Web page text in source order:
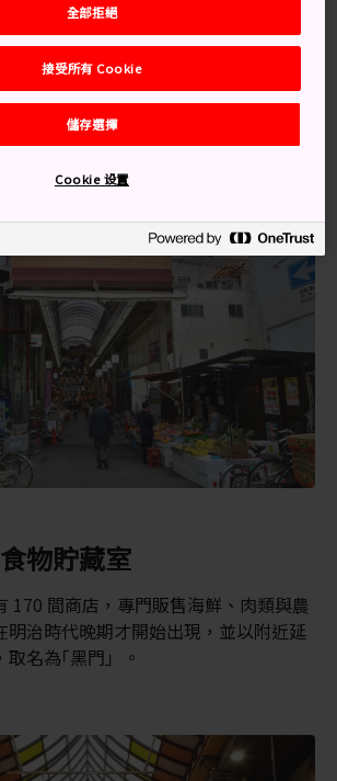
行一小段路即可到達市場。
方步行約 5 分鐘，或從難波站直接往東
能到達黑門市場。經過堺筋之後，即可
場」的大型彩色招牌。
物貯藏室
170 間商店，專門販售海鮮、肉類與農
明治時代晚期才開始出現，並以附近延
名為｢黑門」。
全部拒絕
接受所有 Cookie
儲存選擇
Cookie 设置